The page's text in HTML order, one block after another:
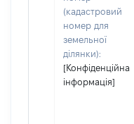
(кадастровий
номер для
земельної
ділянки):
[Конфіденційна
інформація]